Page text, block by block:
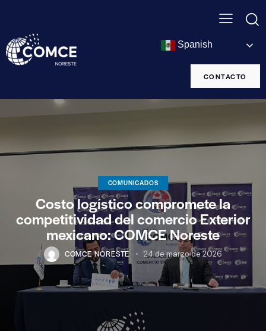
Spanish
CONTACTO
COMUNICADOS
Costo logístico compromete la
competitividad del comercio Exterior
mexicano: COMCE Noreste
COMCE NORESTE 24 de marzo de 2026